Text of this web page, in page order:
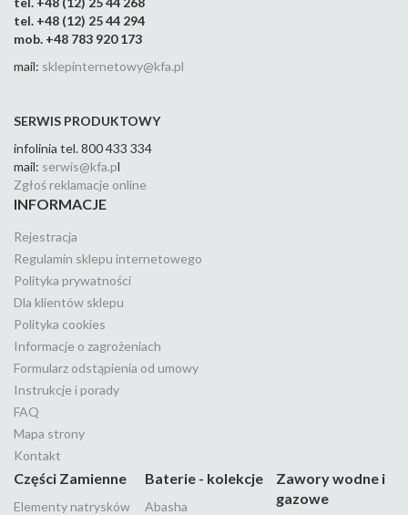
tel. +48 (12) 25 44 294
mob. +48 783 920 173
mail: sklepinternetowy@kfa.pl
SERWIS PRODUKTOWY
infolinia tel. 800 433 334
mail: serwis@kfa.pl
Zgłoś reklamacje online
INFORMACJE
Rejestracja
Regulamin sklepu internetowego
Polityka prywatności
Dla klientów sklepu
Polityka cookies
Informacje o zagrożeniach
Formularz odstąpienia od umowy
Instrukcje i porady
FAQ
Mapa strony
Kontakt
Części Zamienne
Elementy natrysków
Baterie - kolekcje
Abasha
Zawory wodne i
gazowe